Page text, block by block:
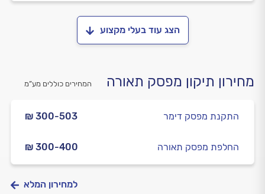
הצג עוד בעלי מקצוע
מחירון תיקון מפסק תאורה המחירים כוללים מע”מ
₪ 300-503 התקנת מפסק דימר
₪ 300-400 החלפת מפסק תאורה
למחירון המלא